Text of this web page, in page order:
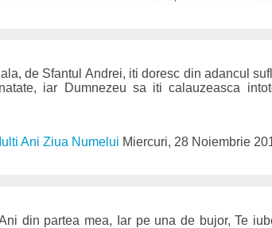
de Sfantul Andrei, iti doresc din adancul
iar Dumnezeu sa iti calauzeasca
Ani Ziua Numelui Miercuri, 28 Noiembrie
din partea mea, Iar pe una de bujor, Te